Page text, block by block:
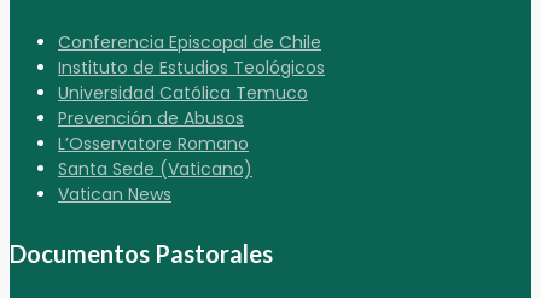
Conferencia Episcopal de Chile
Instituto de Estudios Teológicos
Universidad Católica Temuco
Prevención de Abusos
L’Osservatore Romano
Santa Sede (Vaticano)
Vatican News
Documentos Pastorales